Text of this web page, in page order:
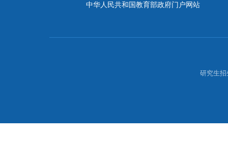
中华人民共和国教育部政府门户网站
研究生招